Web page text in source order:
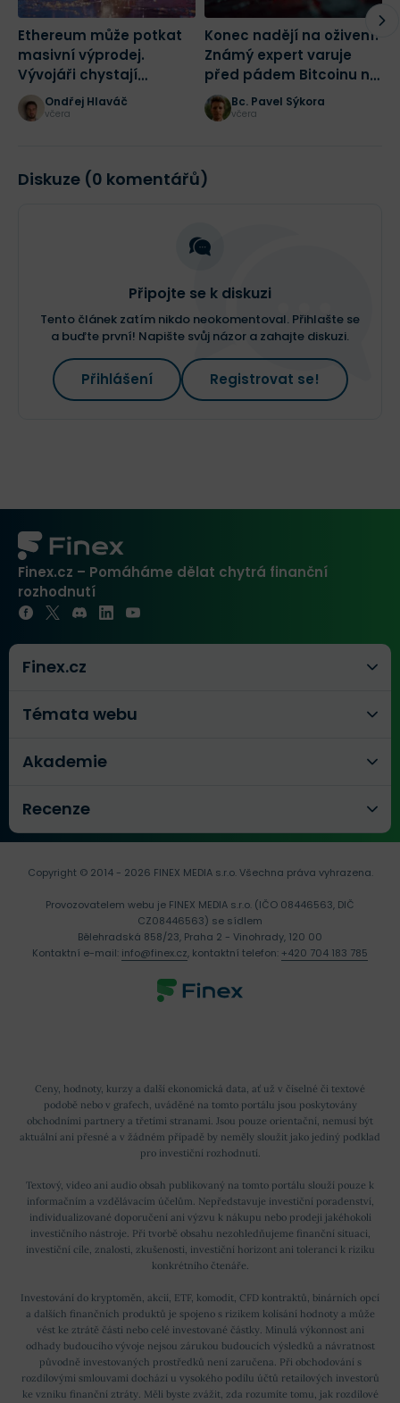
Ethereum může potkat
masivní výprodej.
Vývojáři chystají
radikální změnu sítě
Ondřej Hlaváč
včera
Konec nadějí na oživení?
Známý expert varuje
před pádem Bitcoinu na
43 500 dolarů
Bc. Pavel Sýkora
včera
Diskuze (0 komentářů)
Připojte se k diskuzi
Tento článek zatím nikdo neokomentoval. Přihlašte se
a buďte první! Napište svůj názor a zahajte diskuzi.
Přihlášení Registrovat se!
Finex.cz – Pomáháme dělat chytrá finanční
rozhodnutí
Finex.cz
Témata webu
Akademie
Recenze
Ceny, hodnoty, kurzy a další ekonomická data, ať už v číselné či textové
podobě nebo v grafech, uváděné na tomto portálu jsou poskytovány
obchodními partnery a třetími stranami. Jsou pouze orientační, nemusí být
aktuální ani přesné a v žádném případě by neměly sloužit jako jediný podklad
pro investiční rozhodnutí.
Textový, video ani audio obsah publikovaný na tomto portálu slouží pouze k
informačním a vzdělávacím účelům. Nepředstavuje investiční poradenství,
individualizované doporučení ani výzvu k nákupu nebo prodeji jakéhokoli
investičního nástroje. Při tvorbě obsahu nezohledňujeme finanční situaci,
investiční cíle, znalosti, zkušenosti, investiční horizont ani toleranci k riziku
konkrétního čtenáře.
Investování do kryptoměn, akcií, ETF, komodit, CFD kontraktů, binárních opcí
a dalších finančních produktů je spojeno s rizikem kolísání hodnoty a může
vést ke ztrátě části nebo celé investované částky. Minulá výkonnost ani
odhady budoucího vývoje nejsou zárukou budoucích výsledků a návratnost
původně investovaných prostředků není zaručena. Při obchodování s
rozdílovými smlouvami dochází u vysokého podílu účtů retailových investorů
ke vzniku finanční ztráty. Měli byste zvážit, zda rozumíte tomu, jak rozdílové
Copyright © 2014 - 2026 FINEX MEDIA s.r.o.Všechna práva vyhrazena.
Provozovatelem webu je FINEX MEDIA s.r.o. (IČO 08446563, DIČ
CZ08446563) se sídlem
Bělehradská 858/23, Praha 2 - Vinohrady, 120 00
Kontaktní e-mail: info@finex.cz, kontaktní telefon: +420 704 183 785